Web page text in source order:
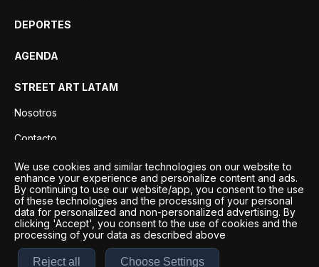
DEPORTES
AGENDA
STREET ART LATAM
Nosotros
Contacto
Privacidad
We use cookies and similar technologies on our website to
enhance your experience and personalize content and ads.
By continuing to use our website/app, you consent to the use
of these technologies and the processing of your personal
data for personalized and non-personalized advertising. By
clicking 'Accept', you consent to the use of cookies and the
processing of your data as described above
Reject all Choose Settings